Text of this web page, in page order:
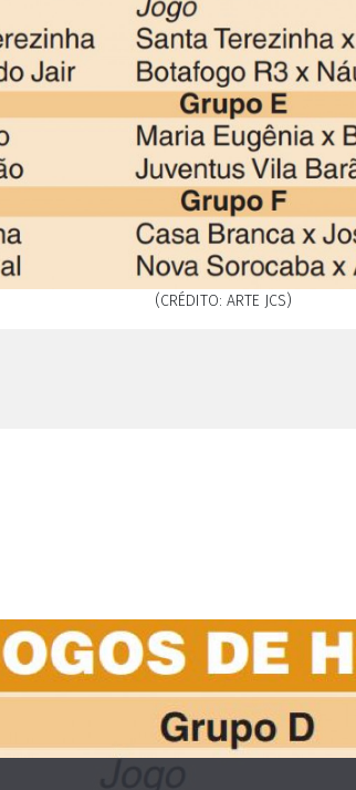
(CRÉDITO: ARTE JCS)